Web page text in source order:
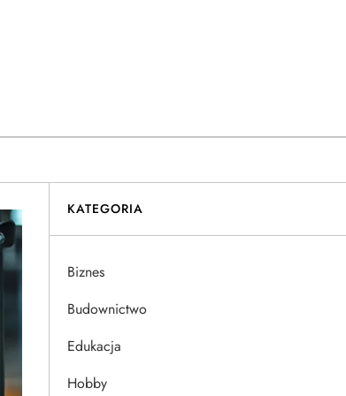
KATEGORIA
Biznes
Budownictwo
Edukacja
Hobby